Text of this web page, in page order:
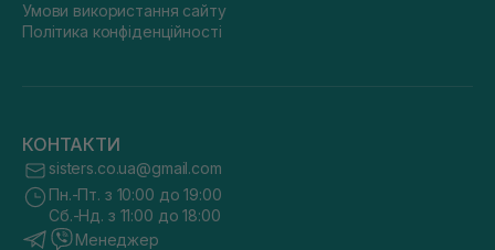
Умови використання сайту
Політика конфіденційності
КОНТАКТИ
sisters.co.ua@gmail.com
Пн.-Пт. з 10:00 до 19:00
Сб.-Нд. з 11:00 до 18:00
Менеджер